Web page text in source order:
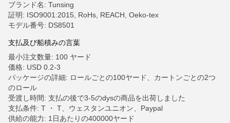
ブランド名: Tunsing
証明: ISO9001:2015, RoHs, REACH, Oeko-tex
モデル番号: DS8501
支払及び船積みの言葉
最小注文数量: 100 ヤード
価格: USD 0.2-3
パッケージの詳細: ロールごとの100ヤード、カートンごとの2つ
のロール
受渡し時間: 支払の後で3-5のdysの商品を出荷しました
支払条件: T ・ T、ウェスタンユニオン、Paypal
供給の能力: 1日あたりの400000ヤード